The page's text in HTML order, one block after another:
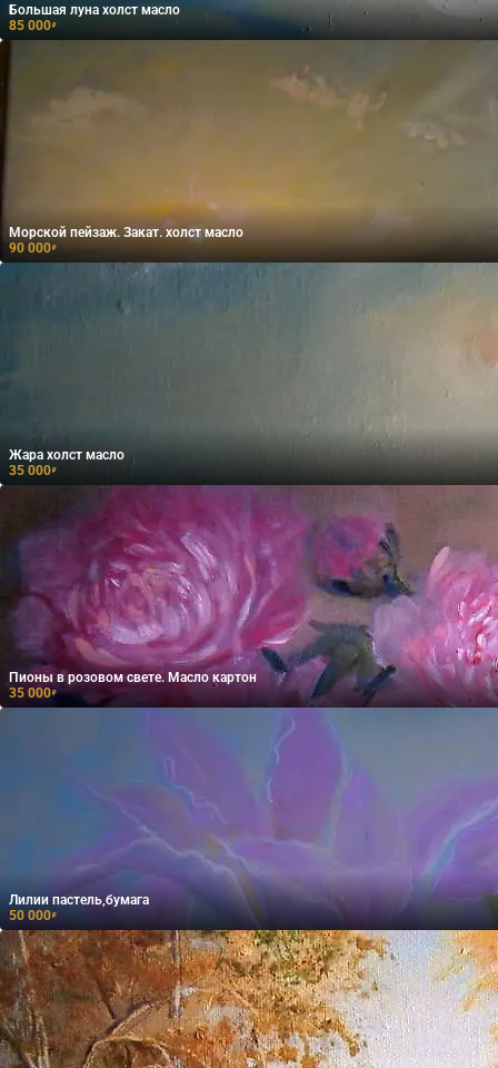
Большая луна холст масло
85 000₽
Морской пейзаж. Закат. холст масло
90 000₽
Жара холст масло
35 000₽
Пионы в розовом свете. Масло картон
35 000₽
Лилии пастель,бумага
50 000₽